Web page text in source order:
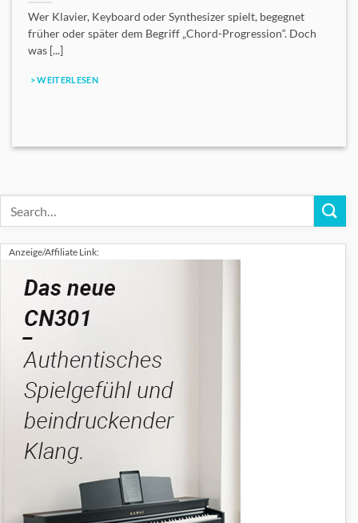
Wer Klavier, Keyboard oder Synthesizer spielt, begegnet
früher oder später dem Begriff „Chord-Progression“. Doch
was [...]
> WEITERLESEN
Anzeige/Affiliate Link: